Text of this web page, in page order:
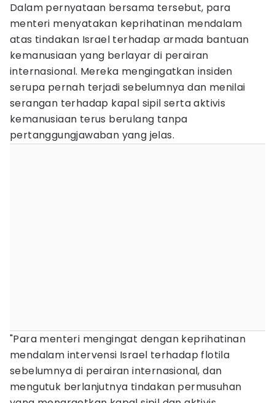
Dalam pernyataan bersama tersebut, para
menteri menyatakan keprihatinan mendalam
atas tindakan Israel terhadap armada bantuan
kemanusiaan yang berlayar di perairan
internasional. Mereka mengingatkan insiden
serupa pernah terjadi sebelumnya dan menilai
serangan terhadap kapal sipil serta aktivis
kemanusiaan terus berulang tanpa
pertanggungjawaban yang jelas.
"Para menteri mengingat dengan keprihatinan
mendalam intervensi Israel terhadap flotila
sebelumnya di perairan internasional, dan
mengutuk berlanjutnya tindakan permusuhan